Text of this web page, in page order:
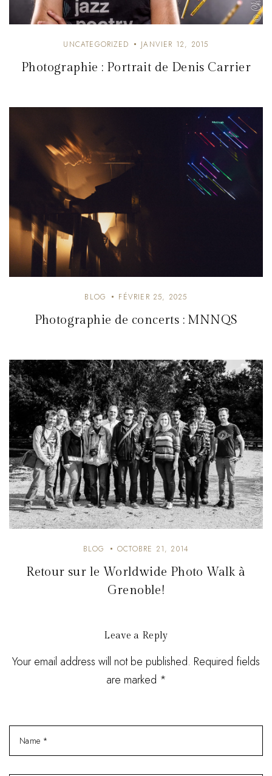
UNCATEGORIZED JANVIER 12, 2015
Photographie : Portrait de Denis Carrier
BLOG FÉVRIER 25, 2025
Photographie de concerts : MNNQS
BLOG OCTOBRE 21, 2014
Retour sur le Worldwide Photo Walk à
Grenoble!
Leave a Reply
Your email address will not be published. Required fields
are marked *